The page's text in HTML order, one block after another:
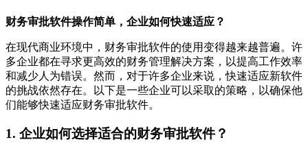
财务审批软件操作简单，企业如何快速适应？
在现代商业环境中，财务审批软件的使用变得越来越普遍。许
多企业都在寻求更高效的财务管理解决方案，以提高工作效率
和减少人为错误。然而，对于许多企业来说，快速适应新软件
的挑战依然存在。以下是一些企业可以采取的策略，以确保他
们能够快速适应财务审批软件。
1. 企业如何选择适合的财务审批软件？